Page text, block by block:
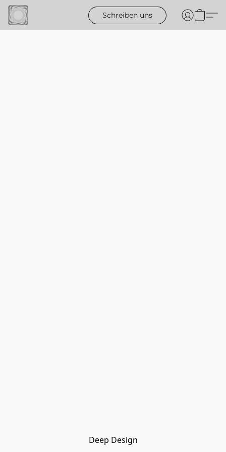
Schreiben uns
Deep Design